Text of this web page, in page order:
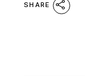
SHARE